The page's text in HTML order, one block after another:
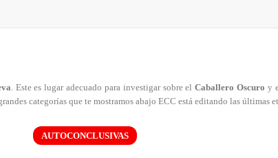
. Este es lugar adecuado para investigar sobre elCaballero Oscuro y
categorías que te mostramos abajo ECC está editando las últimas
AUTOCONCLUSIVAS